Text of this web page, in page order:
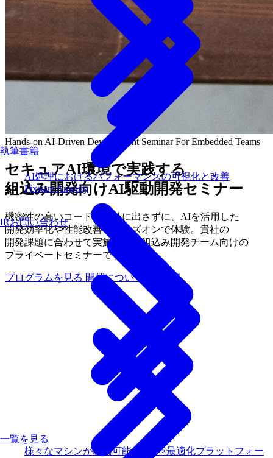
執筆書籍
一覧を見る
AI処理におけるパフォーマンスの可視化と改善
Fixstars Amplify
様々なマシンが利用可能な量子×最適化プラットフォー
IRお問い合わせ
Hands-on AI-Driven Development Seminar For Embedded Teams
セキュアAI環境で実践する
組込み開発向けAI駆動開発セミナー
機密性の高いコードを 社外に出さずに、 AIを活用した
開発効率化や性能改善を ハンズオンで体験。 貴社の
開発課題に合わせて実施する、 組込み開発チーム向けの
プライベートセミナーです。
プログラムを見る 開催について相談する